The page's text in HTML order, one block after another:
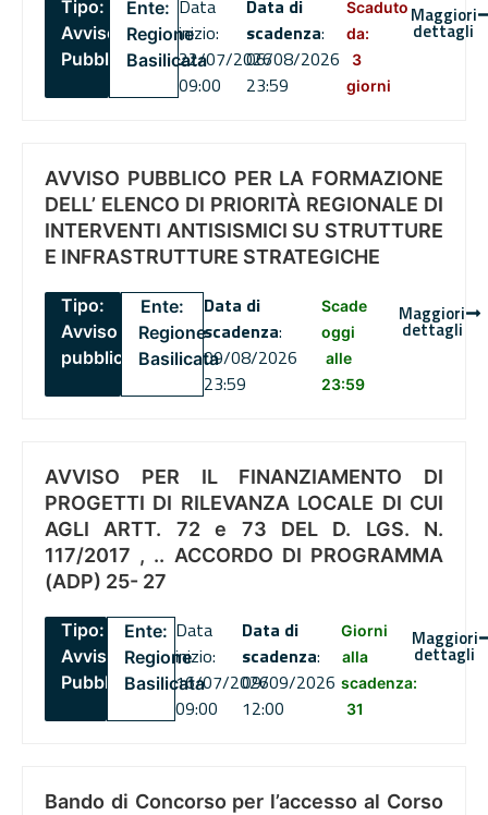
Tipo:
Avviso
Pubblico
Ente:
Regione
Basilicata
Data
inizio:
22/07/2026
09:00
Data di
scadenza:
06/08/2026
23:59
Scaduto
da:
3
giorni
Maggiori
dettagli
AVVISO PUBBLICO PER LA FORMAZIONE
DELL’ ELENCO DI PRIORITÀ REGIONALE DI
INTERVENTI ANTISISMICI SU STRUTTURE
E INFRASTRUTTURE STRATEGICHE
Tipo:
Avviso
pubblico
Ente:
Regione
Basilicata
Data di
scadenza:
09/08/2026
23:59
Scade
oggi
alle
23:59
Maggiori
dettagli
AVVISO PER IL FINANZIAMENTO DI
PROGETTI DI RILEVANZA LOCALE DI CUI
AGLI ARTT. 72 e 73 DEL D. LGS. N.
117/2017 , .. ACCORDO DI PROGRAMMA
(ADP) 25- 27
Tipo:
Avviso
Pubblico
Ente:
Regione
Basilicata
Data
inizio:
16/07/2026
09:00
Data di
scadenza:
09/09/2026
12:00
Giorni
alla
scadenza:
31
Maggiori
dettagli
Bando di Concorso per l’accesso al Corso